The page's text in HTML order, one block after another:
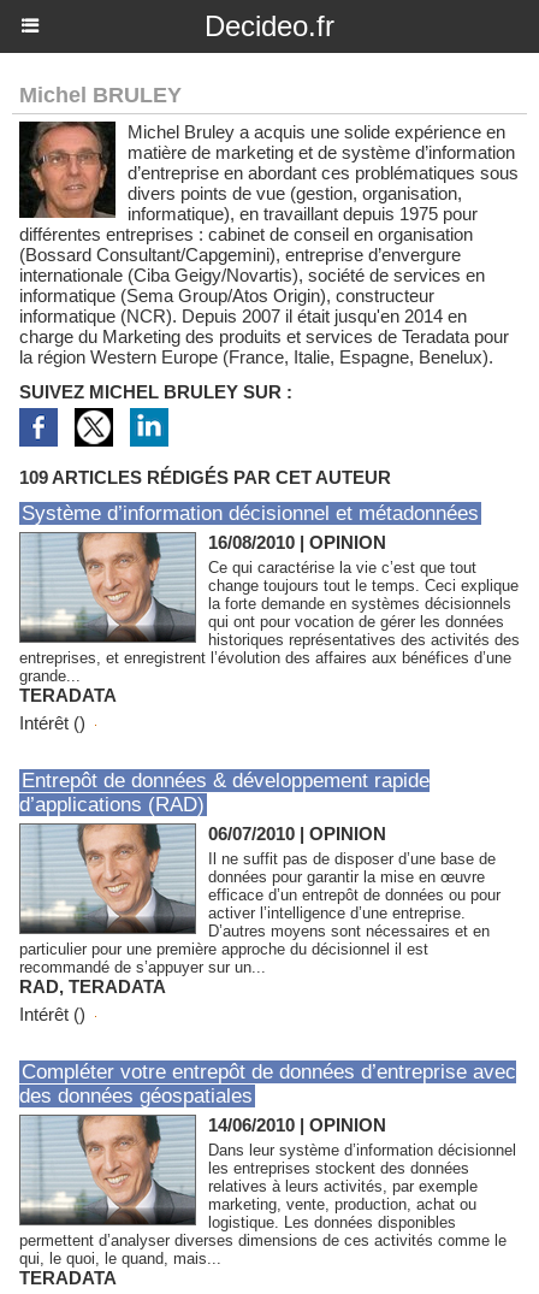
Decideo.fr
Michel BRULEY
Michel Bruley a acquis une solide expérience en
matière de marketing et de système d’information
d’entreprise en abordant ces problématiques sous
divers points de vue (gestion, organisation,
informatique), en travaillant depuis 1975 pour
différentes entreprises : cabinet de conseil en organisation
(Bossard Consultant/Capgemini), entreprise d’envergure
internationale (Ciba Geigy/Novartis), société de services en
informatique (Sema Group/Atos Origin), constructeur
informatique (NCR). Depuis 2007 il était jusqu'en 2014 en
charge du Marketing des produits et services de Teradata pour
la région Western Europe (France, Italie, Espagne, Benelux).
SUIVEZ MICHEL BRULEY SUR :
109 ARTICLES RÉDIGÉS PAR CET AUTEUR
Système d’information décisionnel et métadonnées
16/08/2010 | OPINION
Ce qui caractérise la vie c’est que tout
change toujours tout le temps. Ceci explique
la forte demande en systèmes décisionnels
qui ont pour vocation de gérer les données
historiques représentatives des activités des
entreprises, et enregistrent l’évolution des affaires aux bénéfices d’une
grande...
TERADATA
Intérêt ()
Entrepôt de données & développement rapide
d’applications (RAD)
06/07/2010 | OPINION
Il ne suffit pas de disposer d’une base de
données pour garantir la mise en œuvre
efficace d’un entrepôt de données ou pour
activer l’intelligence d’une entreprise.
D’autres moyens sont nécessaires et en
particulier pour une première approche du décisionnel il est
recommandé de s’appuyer sur un...
RAD, TERADATA
Intérêt ()
Compléter votre entrepôt de données d’entreprise avec
des données géospatiales
14/06/2010 | OPINION
Dans leur système d’information décisionnel
les entreprises stockent des données
relatives à leurs activités, par exemple
marketing, vente, production, achat ou
logistique. Les données disponibles
permettent d’analyser diverses dimensions de ces activités comme le
qui, le quoi, le quand, mais...
TERADATA